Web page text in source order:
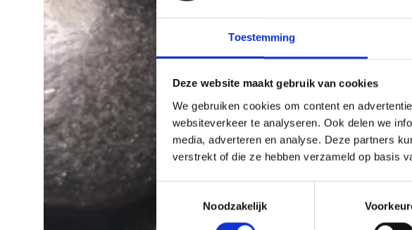
Toestemming
Deze website maakt gebruik van cookies
We gebruiken cookies om content en
websiteverkeer te analyseren. Ook delen we
media, adverteren en analyse. Deze partners
verstrekt of die ze hebben verzameld op basis
Noodzakelijk